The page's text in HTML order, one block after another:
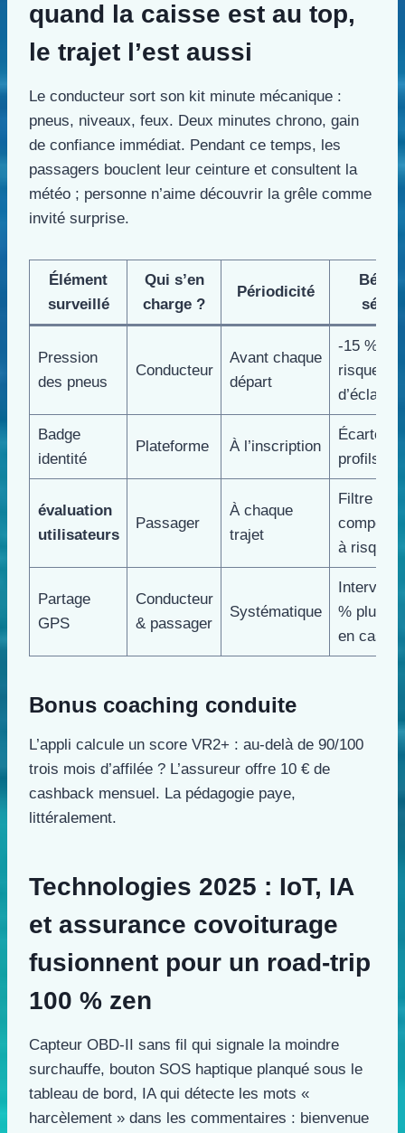
quand la caisse est au top,
le trajet l’est aussi
Le conducteur sort son kit minute mécanique :
pneus, niveaux, feux. Deux minutes chrono, gain
de confiance immédiat. Pendant ce temps, les
passagers bouclent leur ceinture et consultent la
météo ; personne n’aime découvrir la grêle comme
invité surprise.
Élément
surveillé
Qui s’en
charge ?
Périodicité
Pression
des pneus
Conducteur
Avant chaque
départ
-15 % de
risques
Badge
identité
Plateforme À l’inscription
Écarte 9
profils
évaluation
utilisateurs
Passager
À chaque
trajet
Filtre les
à risque
Partage
GPS
Conducteur
& passager
Systématique
% plus
en cas
Bonus coaching conduite
L’appli calcule un score VR2+ : au-delà de 90/100
trois mois d’affilée ? L’assureur offre 10 € de
cashback mensuel. La pédagogie paye,
littéralement.
Technologies 2025 : IoT, IA
et assurance covoiturage
fusionnent pour un road-trip
100 % zen
Capteur OBD-II sans fil qui signale la moindre
surchauffe, bouton SOS haptique planqué sous le
tableau de bord, IA qui détecte les mots «
harcèlement » dans les commentaires : bienvenue